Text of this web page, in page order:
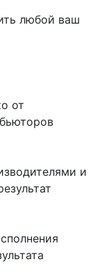
любой ваш
от
и